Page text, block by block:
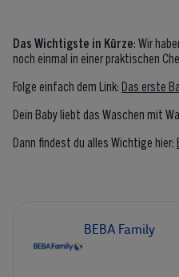
Das Wichtigste in Kürze: Wir
noch einmal in einer praktischen
Folge einfach dem Link: Das erste
Dein Baby liebt das Waschen mit
Dann findest du alles Wichtige hier:
BEBA Family